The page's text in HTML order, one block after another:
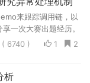
来跟踪调用链，以
一次大赛出题经历。
2
1
( 6740 )
析